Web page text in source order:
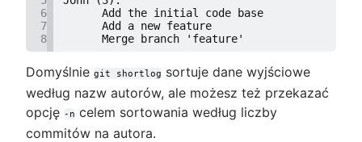
6
      Add the initial code base
7
      Add a new feature
8
      Merge branch 'feature'
Domyślnie git shortlog sortuje dane wyjściowe
według nazw autorów, ale możesz też przekazać
opcję -n celem sortowania według liczby
commitów na autora.